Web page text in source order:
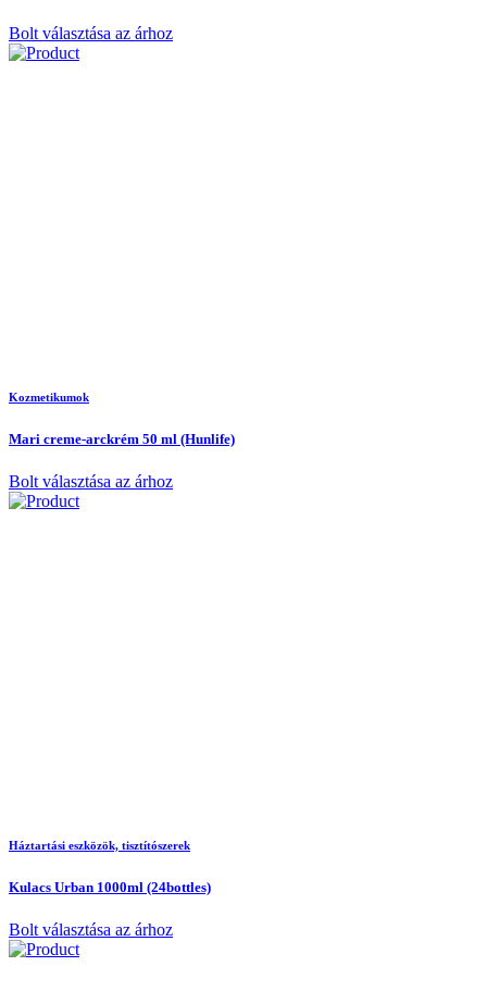
Bolt választása az árhoz
Kozmetikumok
Mari creme-arckrém 50 ml (Hunlife)
Bolt választása az árhoz
Háztartási eszközök, tisztítószerek
Kulacs Urban 1000ml (24bottles)
Bolt választása az árhoz